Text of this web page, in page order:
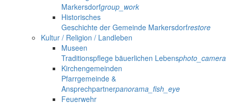
Markersdorfgroup_work
Historisches
Geschichte der Gemeinde Markersdorfrestore
Kultur / Religion / Landleben
Museen
Traditionspflege bäuerlichen Lebensphoto_camera
Kirchengemeinden
Pfarrgemeinde &
Ansprechpartnerpanorama_fish_eye
Feuerwehr